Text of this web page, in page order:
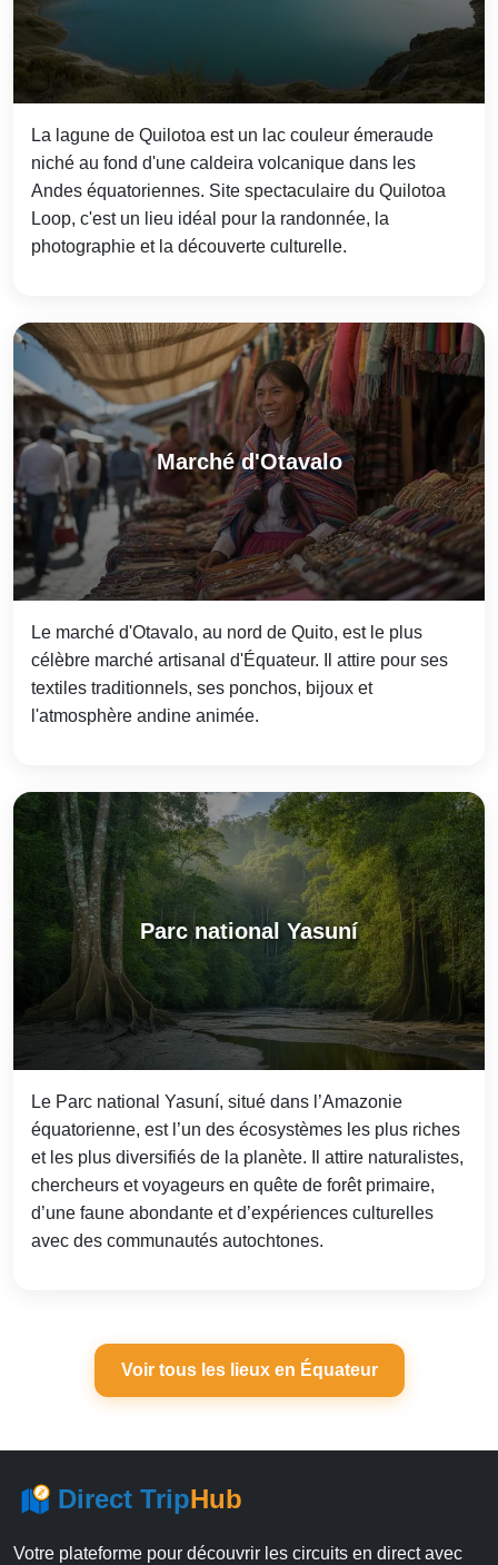
La lagune de Quilotoa est un lac couleur émeraude
niché au fond d'une caldeira volcanique dans les
Andes équatoriennes. Site spectaculaire du Quilotoa
Loop, c'est un lieu idéal pour la randonnée, la
photographie et la découverte culturelle.
Marché d'Otavalo
Le marché d'Otavalo, au nord de Quito, est le plus
célèbre marché artisanal d'Équateur. Il attire pour ses
textiles traditionnels, ses ponchos, bijoux et
l'atmosphère andine animée.
Parc national Yasuní
Le Parc national Yasuní, situé dans l’Amazonie
équatorienne, est l’un des écosystèmes les plus riches
et les plus diversifiés de la planète. Il attire naturalistes,
chercheurs et voyageurs en quête de forêt primaire,
d’une faune abondante et d’expériences culturelles
avec des communautés autochtones.
Voir tous les lieux en Équateur
Direct TripHub
Votre plateforme pour découvrir les circuits en direct avec